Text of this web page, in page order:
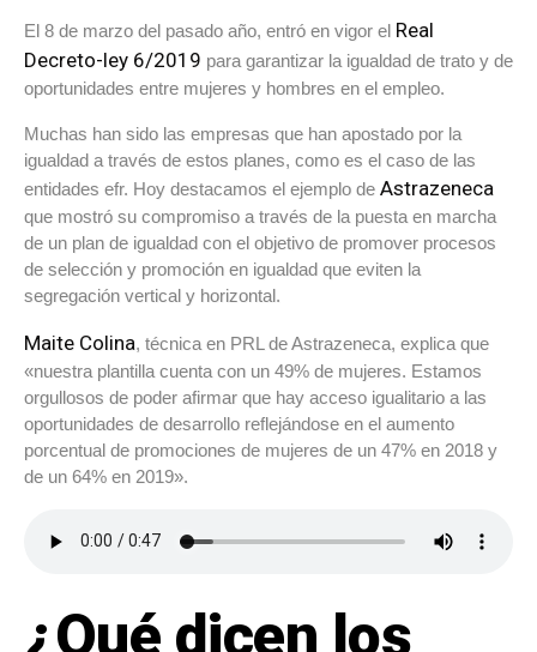
El 8 de marzo del pasado año, entró en vigor el Real
Decreto-ley 6/2019 para garantizar la igualdad de trato y de
oportunidades entre mujeres y hombres en el empleo.
Muchas han sido las empresas que han apostado por la
igualdad a través de estos planes, como es el caso de las
entidades efr. Hoy destacamos el ejemplo de Astrazeneca
que mostró su compromiso a través de la puesta en marcha
de un plan de igualdad con el objetivo de promover procesos
de selección y promoción en igualdad que eviten la
segregación vertical y horizontal.
Maite Colina, técnica en PRL de Astrazeneca, explica que
«nuestra plantilla cuenta con un 49% de mujeres. Estamos
orgullosos de poder afirmar que hay acceso igualitario a las
oportunidades de desarrollo reflejándose en el aumento
porcentual de promociones de mujeres de un 47% en 2018 y
de un 64% en 2019».
¿Qué dicen los